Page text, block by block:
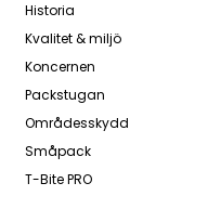
Historia
Kvalitet & miljö
Koncernen
Packstugan
Områdesskydd
Småpack
T-Bite PRO